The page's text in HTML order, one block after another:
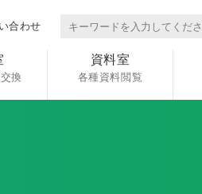
合わせ
換
資料室
各種資料閲覧